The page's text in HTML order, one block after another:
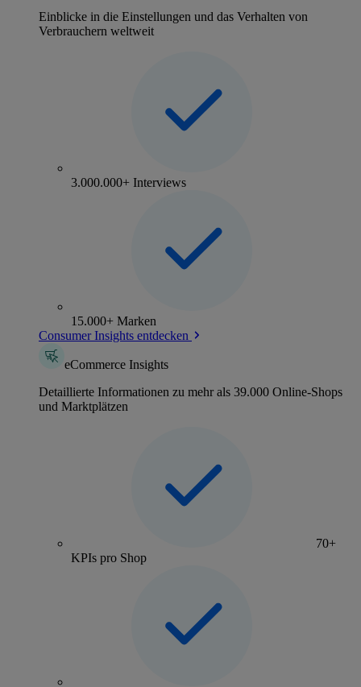
Einblicke in die Einstellungen und das Verhalten von
Verbrauchern weltweit
3.000.000+ Interviews
15.000+ Marken
Consumer Insights entdecken
eCommerce Insights
Detaillierte Informationen zu mehr als 39.000 Online-Shops
und Marktplätzen
70+
KPIs pro Shop